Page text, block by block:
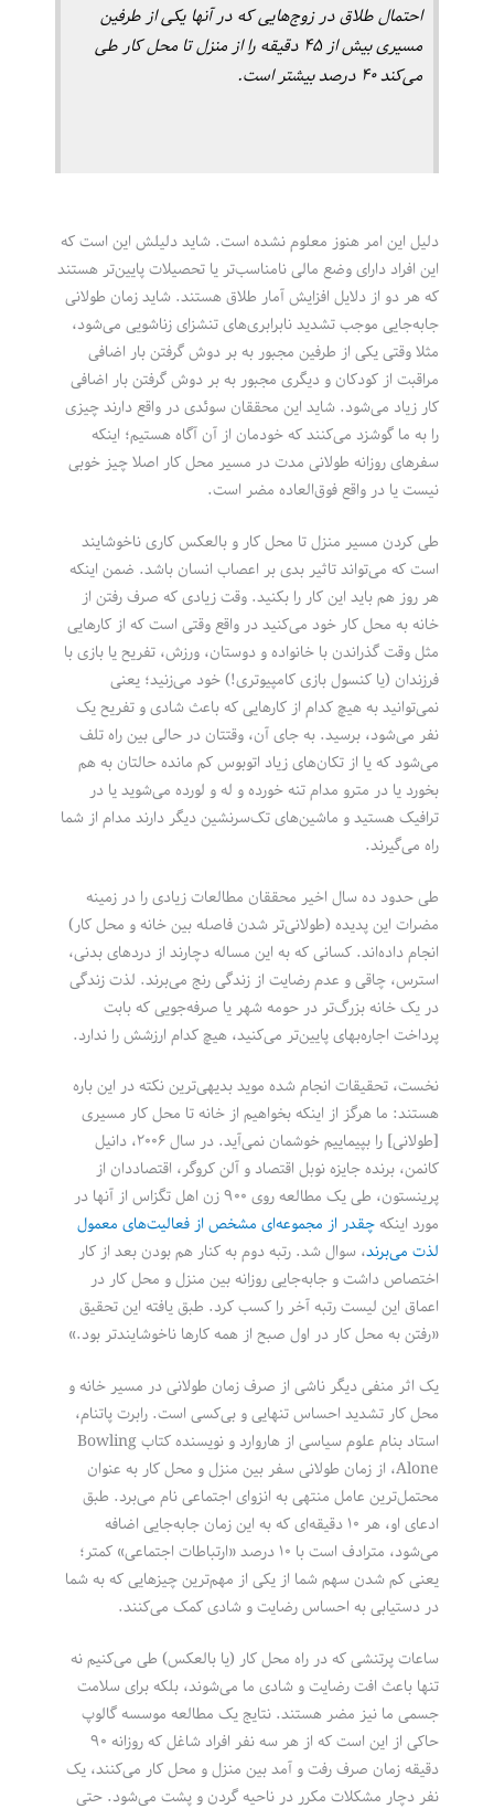
احتمال طلاق در زوج‌هایی که در آنها یکی از طرفین
مسیری بیش از ۴۵ دقیقه را از منزل تا محل کار طی
می‌کند ۴۰ درصد بیشتر است.
دلیل این امر هنوز معلوم نشده است. شاید دلیلش این است که
این افراد دارای وضع مالی نامناسب‌تر یا تحصیلات پایین‌تر هستند
که هر دو از دلایل افزایش آمار طلاق هستند. شاید زمان طولانی
جابه‌جایی موجب تشدید نابرابری‌های تنشزای زناشویی می‌شود،
مثلا وقتی یکی از طرفین مجبور به بر دوش گرفتن بار اضافی
مراقبت از کودکان و دیگری مجبور به بر دوش گرفتن بار اضافی
کار زیاد می‌شود. شاید این محققان سوئدی در واقع دارند چیزی
را به ما گوشزد می‌کنند که خودمان از آن آگاه هستیم؛ اینکه
سفرهای روزانه طولانی مدت در مسیر محل کار اصلا چیز خوبی
نیست یا در واقع فوق‌العاده مضر است.
طی کردن مسیر منزل تا محل کار و بالعکس کاری ناخوشایند
است که می‌تواند تاثیر بدی بر اعصاب انسان باشد. ضمن اینکه
هر روز هم باید این کار را بکنید. وقت زیادی که صرف رفتن از
خانه به محل کار خود می‌کنید در واقع وقتی است که از کارهایی
مثل وقت گذراندن با خانواده و دوستان، ورزش، تفریح یا بازی با
فرزندان (یا کنسول بازی کامپیوتری!) خود می‌زنید؛ یعنی
نمی‌توانید به هیچ کدام از کارهایی که باعث شادی و تفریح یک
نفر می‌شود، برسید. به جای آن، وقتتان در حالی بین راه تلف
می‌شود که یا از تکان‌های زیاد اتوبوس کم مانده حالتان به هم
بخورد یا در مترو مدام تنه خورده و له و لورده می‌شوید یا در
ترافیک هستید و ماشین‌های تک‌سرنشین دیگر دارند مدام از شما
راه می‌گیرند.
طی حدود ده سال اخیر محققان مطالعات زیادی را در زمینه
مضرات این پدیده (طولانی‌تر شدن فاصله بین خانه و محل کار)
انجام داده‌اند. کسانی که به این مساله دچارند از دردهای بدنی،
استرس، چاقی و عدم رضایت از زندگی رنج می‌برند. لذت زندگی
در یک خانه بزرگ‌تر در حومه شهر یا صرفه‌جویی که بابت
پرداخت اجاره‌بهای پایین‌تر می‌کنید، هیچ کدام ارزشش را ندارد.
نخست، تحقیقات انجام شده موید بدیهی‌ترین نکته در این باره
هستند: ما هرگز از اینکه بخواهیم از خانه تا محل کار مسیری
[طولانی] را بپیماییم خوشمان نمی‌آید. در سال ۲۰۰۶، دانیل
کانمن، برنده جایزه نوبل اقتصاد و آلن کروگر، اقتصاددان از
پرینستون، طی یک مطالعه روی ۹۰۰ زن اهل تگزاس از آنها در
مورد اینکه چقدر از مجموعه‌ای مشخص از فعالیت‌های معمول
لذت می‌برند، سوال شد. رتبه دوم به کنار هم بودن بعد از کار
اختصاص داشت و جابه‌جایی روزانه بین منزل و محل کار در
اعماق این لیست رتبه آخر را کسب کرد. طبق یافته این تحقیق
«رفتن به محل کار در اول صبح از همه کارها ناخوشایندتر بود.»
یک اثر منفی دیگر ناشی از صرف زمان طولانی در مسیر خانه و
محل کار تشدید احساس تنهایی و بی‌کسی است. رابرت پاتنام،
استاد بنام علوم سیاسی از ‌هاروارد و نویسنده کتاب Bowling
Alone، از زمان طولانی سفر بین منزل و محل کار به عنوان
محتمل‌ترین عامل منتهی به انزوای اجتماعی نام می‌برد. طبق
ادعای او، هر ۱۰ دقیقه‌ای که به این زمان جابه‌جایی اضافه
می‌شود، مترادف است با ۱۰ درصد «ارتباطات اجتماعی» کمتر؛
یعنی کم شدن سهم شما از یکی از مهم‌ترین چیزهایی که به شما
در دستیابی به احساس رضایت و شادی کمک می‌کنند.
ساعات پرتنشی که در راه محل کار (یا بالعکس) طی می‌کنیم نه
تنها باعث افت رضایت و شادی ما می‌شوند، بلکه برای سلامت
جسمی ما نیز مضر هستند. نتایج یک مطالعه موسسه گالوپ
حاکی از این است که از هر سه نفر افراد شاغل که روزانه ۹۰
دقیقه زمان صرف رفت و آمد بین منزل و محل کار می‌کنند، یک
نفر دچار مشکلات مکرر در ناحیه گردن و پشت می‌شود. حتی